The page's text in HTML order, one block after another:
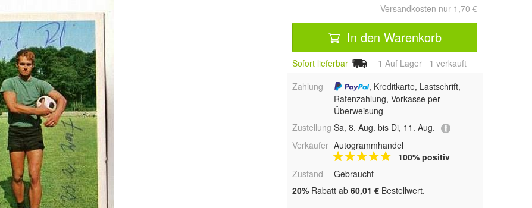
Versandkosten nur 1,70 €
In den Warenkorb
Sofort lieferbar 1 Auf Lager 1 verkauft
Zahlung
, Kreditkarte, Lastschrift,
Ratenzahlung, Vorkasse per
Überweisung
Zustellung Sa, 8. Aug. bis Di, 11. Aug.
Verkäufer Autogrammhandel
100% positiv
Zustand
Gebraucht
20% Rabatt ab 60,01 € Bestellwert.